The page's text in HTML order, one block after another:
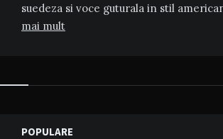
suedeza si voce guturala in stil
mai mult
Widgets
POPULARE